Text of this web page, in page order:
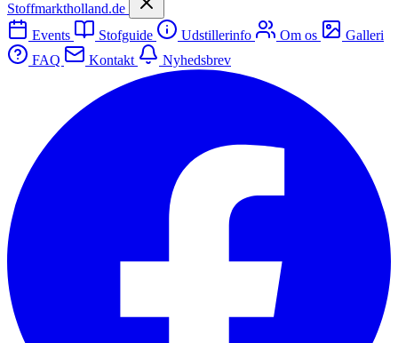
Stoffmarktholland.de
Events
Stofguide Udstillerinfo Om os
Galleri
FAQ
Kontakt Nyhedsbrev